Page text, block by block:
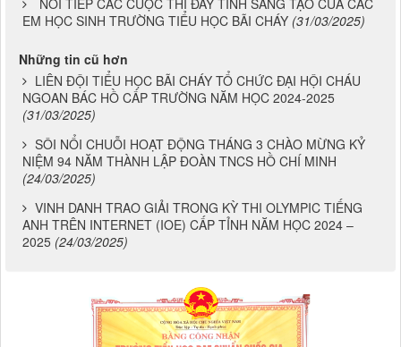
NỐI TIẾP CÁC CUỘC THI ĐẦY TÍNH SÁNG TẠO CỦA CÁC
EM HỌC SINH TRƯỜNG TIỂU HỌC BÃI CHÁY (31/03/2025)
Những tin cũ hơn
LIÊN ĐỘI TIỂU HỌC BÃI CHÁY TỔ CHỨC ĐẠI HỘI CHÁU
NGOAN BÁC HỒ CẤP TRƯỜNG NĂM HỌC 2024-2025
(31/03/2025)
SÔI NỔI CHUỖI HOẠT ĐỘNG THÁNG 3 CHÀO MỪNG KỶ
NIỆM 94 NĂM THÀNH LẬP ĐOÀN TNCS HỒ CHÍ MINH
(24/03/2025)
VINH DANH TRAO GIẢI TRONG KỲ THI OLYMPIC TIẾNG
ANH TRÊN INTERNET (IOE) CẤP TỈNH NĂM HỌC 2024 –
2025 (24/03/2025)